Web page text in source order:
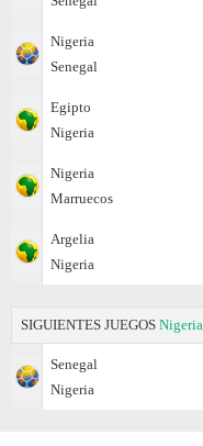
Nigeria
Senegal
Egipto
Nigeria
Nigeria
Marruecos
Argelia
Nigeria
SIGUIENTES JUEGOS Nigeria
Senegal
Nigeria